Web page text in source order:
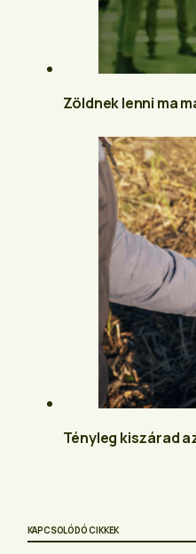
Zöldnek lenni ma
Tényleg kiszárad
KAPCSOLÓDÓ CIKKEK